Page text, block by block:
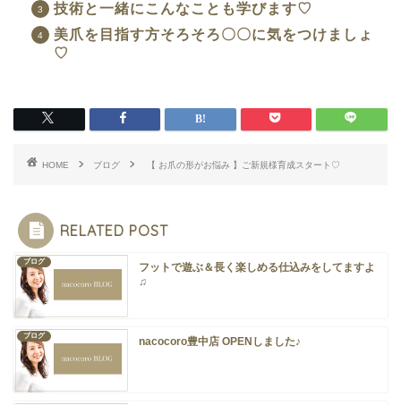
技術と一緒にこんなことも学びます♡
美爪を目指す方そろそろ〇〇に気をつけましょ
♡
HOME ブログ 【 お爪の形がお悩み 】ご新規様育成スタート♡
RELATED POST
ブログ
フットで遊ぶ＆長く楽しめる仕込みをしてますよ
♫
ブログ nacocoro豊中店 OPENしました♪